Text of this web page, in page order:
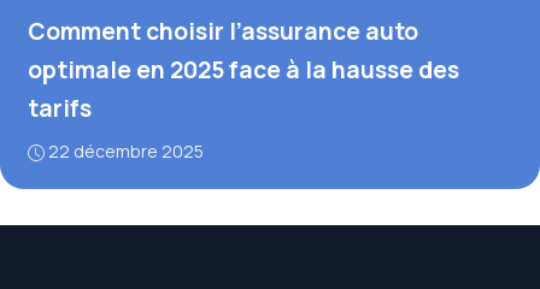
Comment choisir l’assurance auto
optimale en 2025 face à la hausse des
tarifs
22 décembre 2025